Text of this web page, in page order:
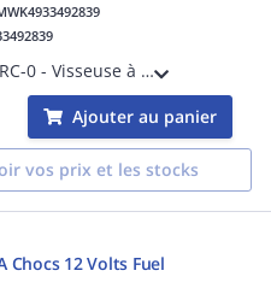
M18 BLIDRC-0 - Visseuse à chocs Compacte Hex 1/4 BRUSHLESS, 18V, sans batterie, 190 Nm - sans batterie, ni chargeur
Ajouter au panier
vos prix et les stocks
Chocs 12 Volts Fuel